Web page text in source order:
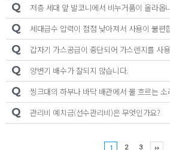
Q 저층 세대 앞 발코니에서 비누거품이 올라옵
Q 세대급수 압력이 점점 낮아져서 사용이 불편
Q 갑자기 가스공급이 중단되어 가스렌지를 사
Q 양변기 배수가 잘되지 않습니다.
Q 씽크대의 하부나 바닥 배관에서 물 흐르는 소
Q 관리비 예치금(선수관리비)은 무엇인가요?
1 2 3